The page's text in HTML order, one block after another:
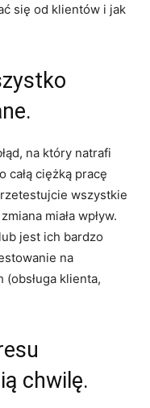
się od klientów i jak
na który natrafi
ciężką pracę
wszystkie
miała wpływ.
jest ich bardzo
na
klienta,
chwilę.